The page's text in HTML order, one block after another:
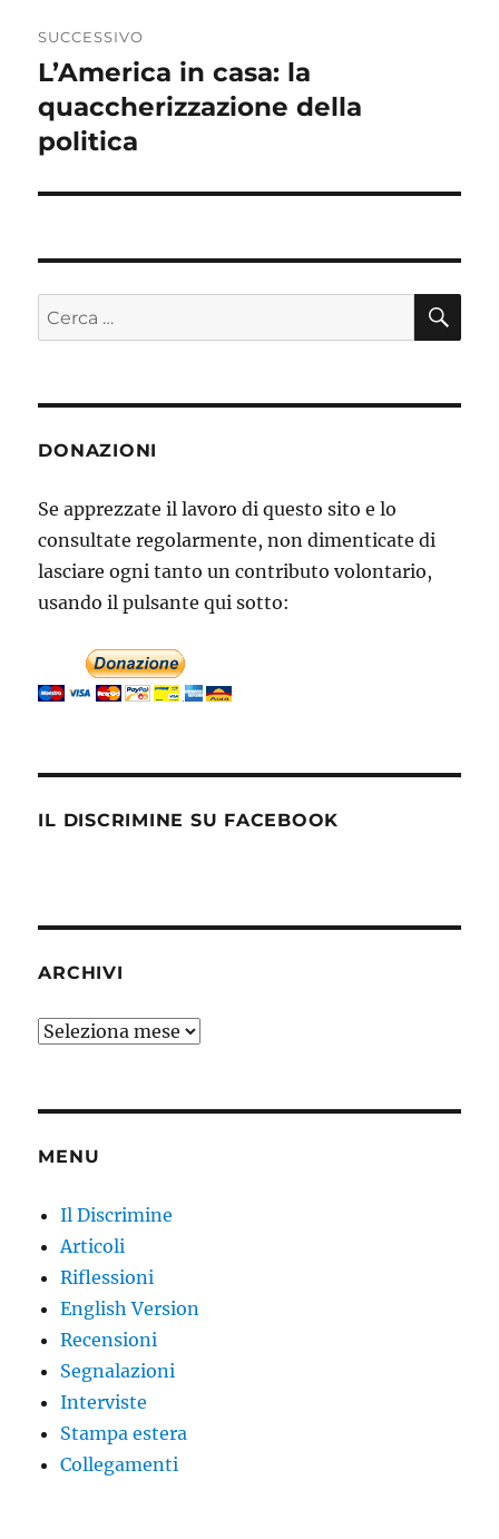
SUCCESSIVO
Articolo
successivo:
L’America in casa: la
quaccherizzazione della
politica
Cerca:
DONAZIONI
Se apprezzate il lavoro di questo sito e lo
consultate regolarmente, non dimenticate di
lasciare ogni tanto un contributo volontario,
usando il pulsante qui sotto:
IL DISCRIMINE SU FACEBOOK
ARCHIVI
Archivi
MENU
Il Discrimine
Articoli
Riflessioni
English Version
Recensioni
Segnalazioni
Interviste
Stampa estera
Collegamenti